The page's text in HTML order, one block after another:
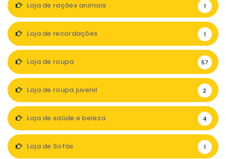
Loja de rações animais 1
Loja de recordações 1
Loja de roupa 57
Loja de roupa juvenil 2
Loja de saúde e beleza 4
Loja de Sofás 1